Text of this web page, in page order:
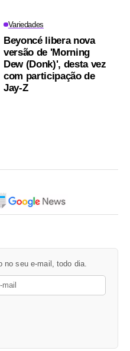
Variedades
Beyoncé libera nova
versão de 'Morning
Dew (Donk)', desta vez
com participação de
Jay-Z
no seu e-mail, todo dia.